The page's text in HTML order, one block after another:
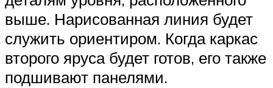
выше. Нарисованная линия будет
служить ориентиром. Когда каркас
второго яруса будет готов, его также
подшивают панелями.